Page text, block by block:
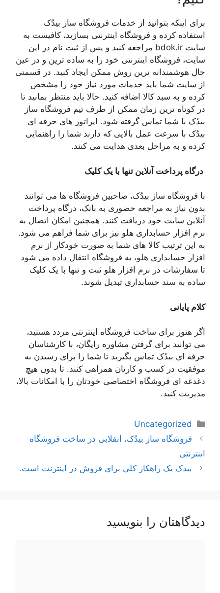
برای اینکه بتوانید از خدمات فروشگاه ساز بیدُک
استفاده کرده و فروشگاه اینترنتی بسازید، کافیست به
سایت bdok.ir مراجعه کنید و پس از ثبت نام در این
سایت، فروشگاه اینترنتی خود را به ساده ترین و در عین
حال هوشمندانه ترین روش ممکن ایجاد کنید. در قسمتی
از سایت شما باید خدمات مورد نیاز خود را مشخص
کرده و به سبد کالا اضافه کنید. حالا باید منتظر بمانید تا
در کوتاه ترین زمان ممکن از طرف تیم فروشگاه ساز
بیدُک با شما تماس گرفته شود. اپراتور های حرفه ای
بیدُک با سرعت عمل بالایی که دارند شما را راهنمایی
کرده و به مراحل بعدی هدایت می کنند.
درگاه پرداخت آنلاین تنها با یک کلیک
با فروشگاه ساز بیدُک، صاحبین فروشگاه ها می توانند
بدون نیاز به مراجعه حضوری به بانک، درگاه پرداخت
آنلاین سایت خود دریافت کنند. همچنین امکان اتصال به
نرم افزار حسابداری هلو نیز برای شما فراهم می شود.
به این ترتیب کالا های شما به صورت خودکار از نرم
افزار حسابداری هلو، به فروشگاه انتقال داده می شود
تا سفارشات در نرم افزار هلو ثبت و تنها با یک کلیک
ساده به سند حسابداری تبدیل شوند.
کلام پایانی
اگر هنوز برای ساخت فروشگاه اینترنتی مردد هستید،
می توانید برای گرفتن مشاوره رایگان، با کارشناسان
حرفه ای بیدُک تماس بگیرید تا شما را برای رسیدن به
موفقیت در کسب و کارتان همراهی کنند. تا بدون هیچ
دغدغه ای فروشگاه اختصاصی خودتان را با امکانات بالا،
مدیریت کنید.
دسته‌ها
Uncategorized
ناوبری
نوشته‌ها
فروشگاه ساز بیدُک، انقلابی در ساخت فروشگاه
اینترنتی
بیدک یک راهکار کلی برای فروش در اینترنت است.
دیدگاهتان را بنویسید